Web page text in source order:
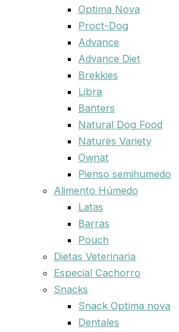
Optima Nova
Proct-Dog
Advance
Advance Diet
Brekkies
Libra
Banters
Natural Dog Food
Natures Variety
Ownat
Pienso semihumedo
Alimento Húmedo
Latas
Barras
Pouch
Dietas Veterinaria
Especial Cachorro
Snacks
Snack Optima nova
Dentales